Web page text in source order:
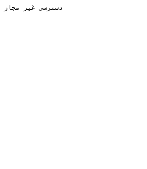
دسترسی غیر مجاز